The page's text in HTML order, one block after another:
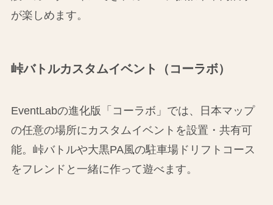
が楽しめます。
峠バトルカスタムイベント（コーラボ）
EventLabの進化版「コーラボ」では、日本マップ
の任意の場所にカスタムイベントを設置・共有可
能。峠バトルや大黒PA風の駐車場ドリフトコース
をフレンドと一緒に作って遊べます。